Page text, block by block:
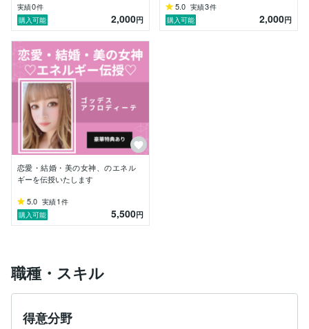
実績0件
購入可能
2,000円
5.0 実績3件
購入可能
2,000円
恋愛・結婚・美の女神、のエネル
ギーを伝授いたします
5.0 実績1 件
購入可能
5,500円
職種・スキル
得意分野